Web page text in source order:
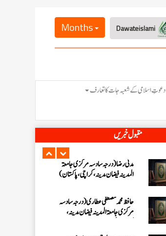
Months
دعوتِ اسلامی کے شعبہ جات کا تعارف
مقبول خبریں
فیضان بغداد ،کراچی،پاکستان)
عبد الرسول (درجہ خامسہ مرکزی جامعۃ
مدنی رضا(درجہ سادسہ مرکز ی جامعۃ
حافظ محمد مصطفٰی عطاری (درجہ سادسہ
مرکزی جامعۃالمدينہ فیضان مدینہ،
ابو برہان عبدالرحمن عطاری (درجہ
رابعہ جامعۃالمدینہ فیضان رضا
عبدالمقیم (درجہ سابعہ مرکزی
جامعۃالمدینہ فیضان بغداد،